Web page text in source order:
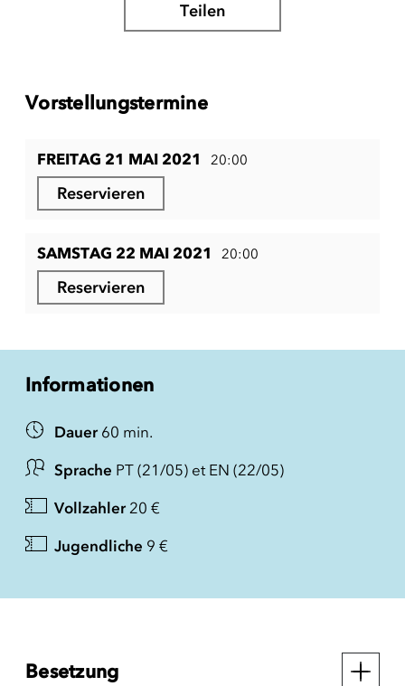
Teilen
Vorstellungstermine
FREITAG 21 MAI 2021 20:00
Reservieren
SAMSTAG 22 MAI 2021 20:00
Reservieren
Informationen
Dauer 60 min.
Sprache PT (21/05) et EN (22/05)
Vollzahler 20 €
Jugendliche 9 €
Besetzung